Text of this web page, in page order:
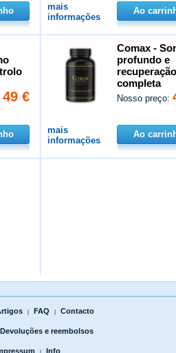
mais
informações
Ao
49 €
Comax -
profundo e
recuperação
completa
Nosso preço:
mais
informações
Ao
| FAQ | Contacto
Devoluções e reembolsos
| Info